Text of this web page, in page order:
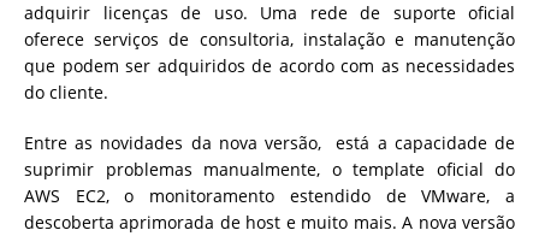
adquirir licenças de uso. Uma rede de suporte oficial
oferece serviços de consultoria, instalação e manutenção
que podem ser adquiridos de acordo com as necessidades
do cliente.
Entre as novidades da nova versão, está a capacidade de
suprimir problemas manualmente, o template oficial do
AWS EC2, o monitoramento estendido de VMware, a
descoberta aprimorada de host e muito mais. A nova versão